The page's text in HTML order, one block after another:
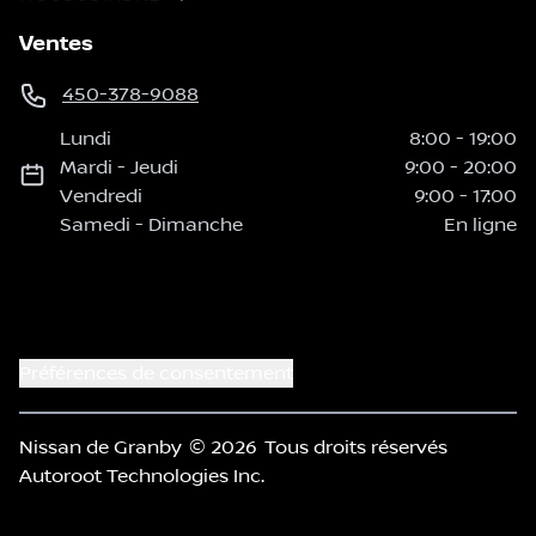
Ventes
450-378-9088
Lundi 8:00 - 19:00
Mardi -Jeudi 9:00 - 20:00
Vendredi
9:00 - 17:00
Samedi - Dimanche En ligne
Nissan de Granby © 2026 Tous droits réservés
Autoroot Technologies Inc.